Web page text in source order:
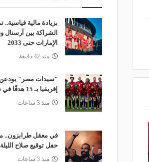
بزيادة مالية قياسية..
الشراكة بين آرسنال
الإمارات حتى 2033
منذ 42 دقيقة
"سيدات مصر"
إفريقيا بـ 15 هدفًا في شباكهن
منذ 3 ساعات
في معقل طرابزون..
حفل توقيع صلاح الليلة
منذ 3 ساعات